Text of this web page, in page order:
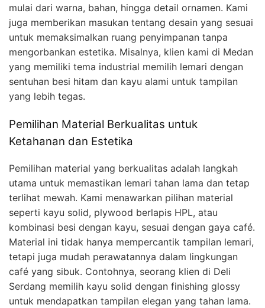
mulai dari warna, bahan, hingga detail ornamen. Kami
juga memberikan masukan tentang desain yang sesuai
untuk memaksimalkan ruang penyimpanan tanpa
mengorbankan estetika. Misalnya, klien kami di Medan
yang memiliki tema industrial memilih lemari dengan
sentuhan besi hitam dan kayu alami untuk tampilan
yang lebih tegas.
Pemilihan Material Berkualitas untuk
Ketahanan dan Estetika
Pemilihan material yang berkualitas adalah langkah
utama untuk memastikan lemari tahan lama dan tetap
terlihat mewah. Kami menawarkan pilihan material
seperti kayu solid, plywood berlapis HPL, atau
kombinasi besi dengan kayu, sesuai dengan gaya café.
Material ini tidak hanya mempercantik tampilan lemari,
tetapi juga mudah perawatannya dalam lingkungan
café yang sibuk. Contohnya, seorang klien di Deli
Serdang memilih kayu solid dengan finishing glossy
untuk mendapatkan tampilan elegan yang tahan lama.